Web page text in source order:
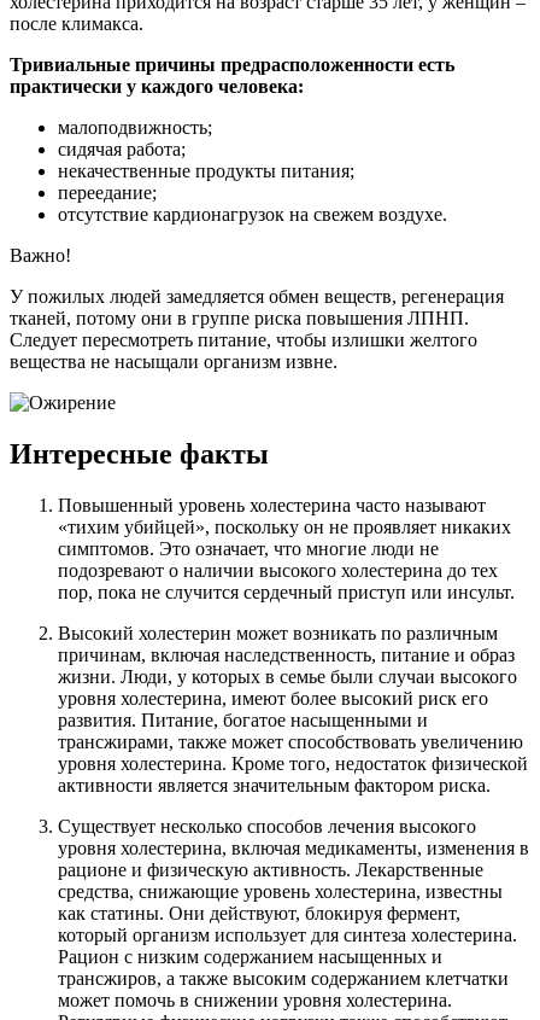
после климакса.
Тривиальные причины предрасположенности есть
практически у каждого человека:
малоподвижность;
сидячая работа;
некачественные продукты питания;
переедание;
отсутствие кардионагрузок на свежем воздухе.
Важно!
У пожилых людей замедляется обмен веществ, регенерация
тканей, потому они в группе риска повышения ЛПНП.
Следует пересмотреть питание, чтобы излишки желтого
вещества не насыщали организм извне.
Интересные факты
Повышенный уровень холестерина часто называют
«тихим убийцей», поскольку он не проявляет никаких
симптомов. Это означает, что многие люди не
подозревают о наличии высокого холестерина до тех
пор, пока не случится сердечный приступ или инсульт.
Высокий холестерин может возникать по различным
причинам, включая наследственность, питание и образ
жизни. Люди, у которых в семье были случаи высокого
уровня холестерина, имеют более высокий риск его
развития. Питание, богатое насыщенными и
трансжирами, также может способствовать увеличению
уровня холестерина. Кроме того, недостаток физической
активности является значительным фактором риска.
Существует несколько способов лечения высокого
уровня холестерина, включая медикаменты, изменения в
рационе и физическую активность. Лекарственные
средства, снижающие уровень холестерина, известны
как статины. Они действуют, блокируя фермент,
который организм использует для синтеза холестерина.
Рацион с низким содержанием насыщенных и
трансжиров, а также высоким содержанием клетчатки
может помочь в снижении уровня холестерина.